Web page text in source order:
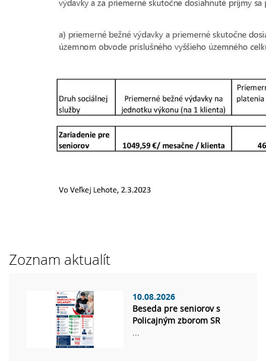
Zoznam aktualít
10.08.2026
Beseda pre seniorov s
Policajným zborom SR
...